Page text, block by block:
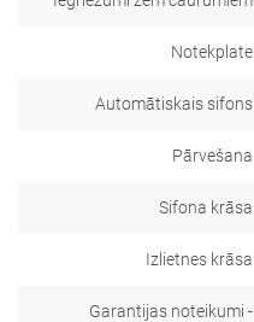
Notekplate
Automātiskais sifons
Pārvešana
Sifona krāsa
Izlietnes krāsa
Garantijas noteikumi -